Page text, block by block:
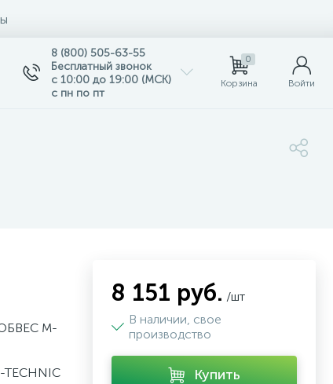
8 (800) 505-63-55
Бесплатный звонок
с 10:00 до 19:00 (МСК)
с пн по пт
0
Корзина Войти
М-
8 151 руб. /шт
В наличии, свое
производство
Купить